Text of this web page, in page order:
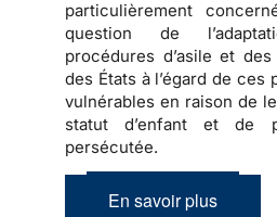
particulièrement
question de
procédures d’asile et
des États à l’égard de ces
vulnérables en raison de
statut d’enfant et de
persécutée.
En savoir plus